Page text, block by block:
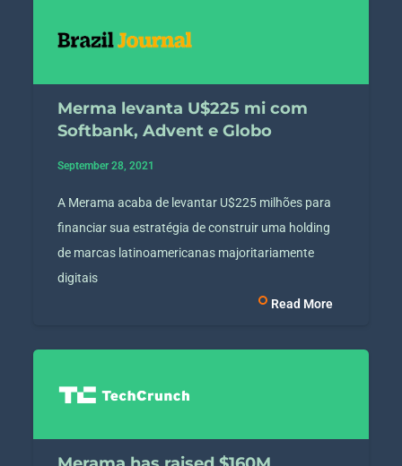
Merma levanta U$225 mi com
Softbank, Advent e Globo
September 28, 2021
A Merama acaba de levantar U$225 milhões para
financiar sua estratégia de construir uma holding
de marcas latinoamericanas majoritariamente
digitais
Read More